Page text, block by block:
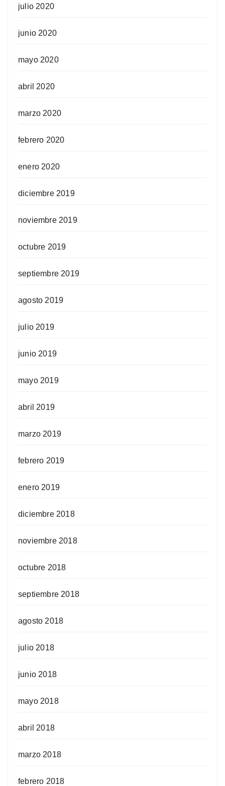
julio 2020
junio 2020
mayo 2020
abril 2020
marzo 2020
febrero 2020
enero 2020
diciembre 2019
noviembre 2019
octubre 2019
septiembre 2019
agosto 2019
julio 2019
junio 2019
mayo 2019
abril 2019
marzo 2019
febrero 2019
enero 2019
diciembre 2018
noviembre 2018
octubre 2018
septiembre 2018
agosto 2018
julio 2018
junio 2018
mayo 2018
abril 2018
marzo 2018
febrero 2018